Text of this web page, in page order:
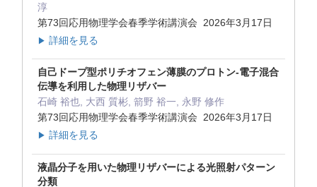
淳
第73回応用物理学会春季学術講演会 2026年3月17日
▶ 詳細を見る
自己ドープ型ポリチオフェン薄膜のプロトン-電子混合
伝導を利用した物理リザバー
石崎 裕也, 大西 質彬, 箭野 裕一, 永野 修作
第73回応用物理学会春季学術講演会 2026年3月17日
▶ 詳細を見る
液晶分子を用いた物理リザバーによる光照射パターン
分類